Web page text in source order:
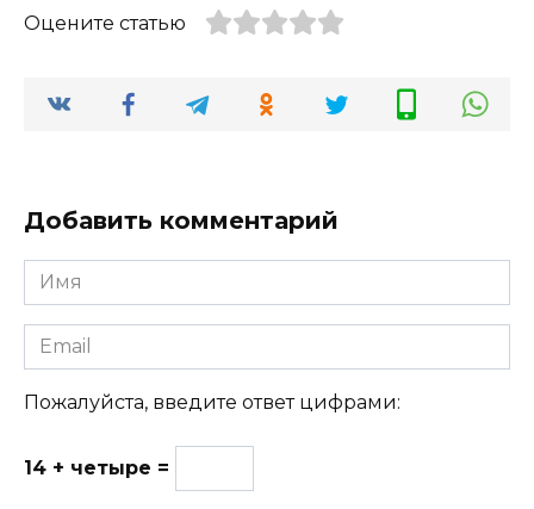
Оцените статью
Добавить комментарий
Имя
Email
Пожалуйста, введите ответ цифрами:
14 + четыре =